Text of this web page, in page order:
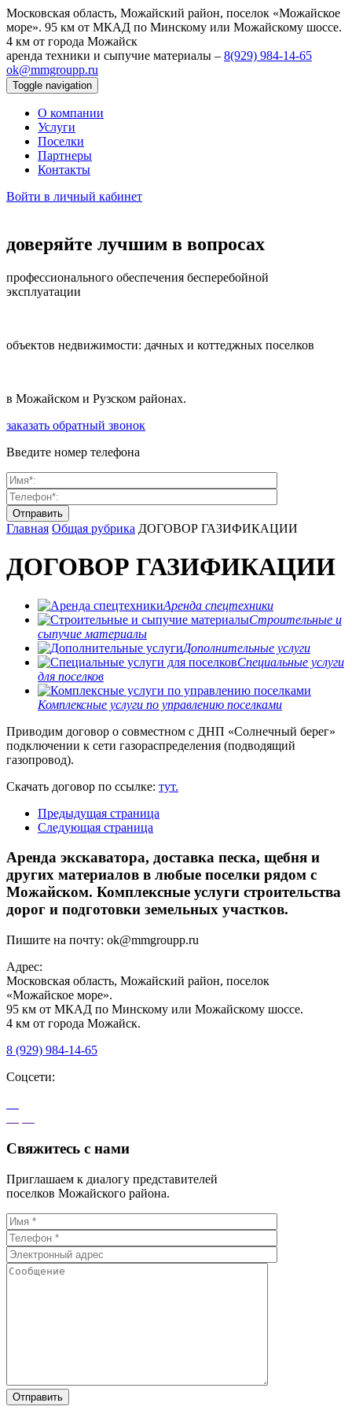
Московская область, Можайский район, поселок «Можайское
море». 95 км от МКАД по Минскому или Можайскому шоссе.
4 км от города Можайск
аренда техники и сыпучие материалы – 8(929) 984‑14‑65
ok@mmgroupp.ru
Toggle navigation
О компании
Услуги
Поселки
Партнеры
Контакты
Войти в личный кабинет
доверяйте лучшим в вопросах
профессионального обеспечения бесперебойной
эксплуатации
объектов недвижимости: дачных и коттеджных поселков
в Можайском и Рузском районах.
заказать обратный звонок
Введите номер телефона
Главная Общая рубрика ДОГОВОР ГАЗИФИКАЦИИ
ДОГОВОР ГАЗИФИКАЦИИ
Аренда спецтехники
Строительные и
сыпучие материалы
Дополнительные услуги
Специальные услуги
для поселков
Комплексные услуги по управлению поселками
Приводим договор о совместном с ДНП «Солнечный берег»
подключении к сети газораспределения (подводящий
газопровод).
Скачать договор по ссылке: тут.
Предыдущая страница
Следующая страница
Аренда экскаватора, доставка песка, щебня и
других материалов в любые поселки рядом с
Можайском. Комплексные услуги строительства
дорог и подготовки земельных участков.
Пишите на почту: ok@mmgroupp.ru
Адрес:
Московская область, Можайский район, поселок
«Можайское море».
95 км от МКАД по Минскому или Можайскому шоссе.
4 км от города Можайск.
8 (929) 984-14-65
Соцсети:
Свяжитесь с нами
Приглашаем к диалогу представителей
поселков Можайского района.